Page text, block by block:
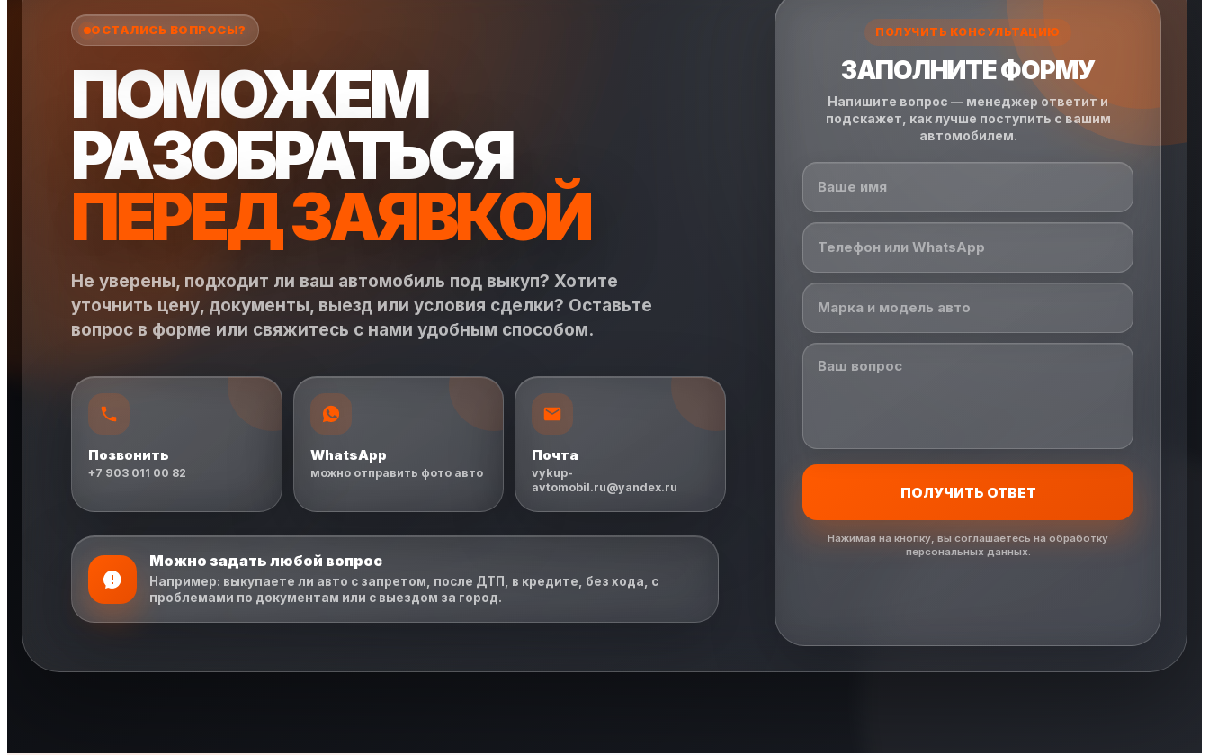
ОСТАЛИСЬ ВОПРОСЫ?
ПОМОЖЕМ
РАЗОБРАТЬСЯ
ПЕРЕД ЗАЯВКОЙ
Не уверены, подходит ли ваш автомобиль под выкуп? Хотите
уточнить цену, документы, выезд или условия сделки? Оставьте
вопрос в форме или свяжитесь с нами удобным способом.
Позвонить
+7 903 011 00 82
WhatsApp
можно отправить фото авто
Почта
vykup-
avtomobil.ru@yandex.ru
Можно задать любой вопрос
Например: выкупаете ли авто с запретом, после ДТП, в кредите, без хода, с
проблемами по документам или с выездом за город.
ПОЛУЧИТЬ КОНСУЛЬТАЦИЮ
ЗАПОЛНИТЕ ФОРМУ
Напишите вопрос — менеджер ответит и
подскажет, как лучше поступить с вашим
автомобилем.
ПОЛУЧИТЬ ОТВЕТ
Нажимая на кнопку, вы соглашаетесь на обработку
персональных данных.